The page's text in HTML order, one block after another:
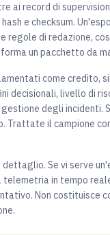
ai record di
e checksum.
regole di redazione,
un pacchetto da
come credito,
decisionali, livello di
degli incidenti.
il campione
Se vi serve
in tempo
Non costituisce